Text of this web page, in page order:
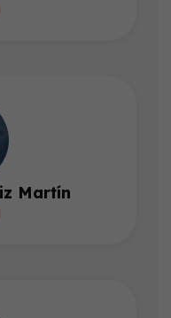
Martín